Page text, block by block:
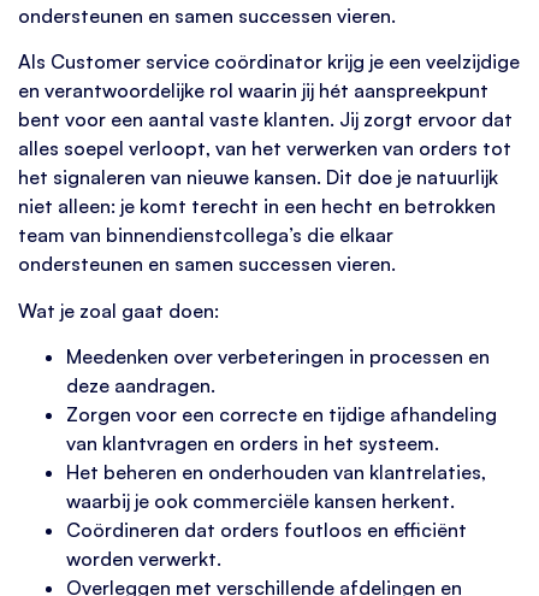
ondersteunen en samen successen vieren.
Als Customer service coördinator krijg je een veelzijdige
en verantwoordelijke rol waarin jij hét aanspreekpunt
bent voor een aantal vaste klanten. Jij zorgt ervoor dat
alles soepel verloopt, van het verwerken van orders tot
het signaleren van nieuwe kansen. Dit doe je natuurlijk
niet alleen: je komt terecht in een hecht en betrokken
team van binnendienstcollega’s die elkaar
ondersteunen en samen successen vieren.
Wat je zoal gaat doen:
Meedenken over verbeteringen in processen en
deze aandragen.
Zorgen voor een correcte en tijdige afhandeling
van klantvragen en orders in het systeem.
Het beheren en onderhouden van klantrelaties,
waarbij je ook commerciële kansen herkent.
Coördineren dat orders foutloos en efficiënt
worden verwerkt.
Overleggen met verschillende afdelingen en